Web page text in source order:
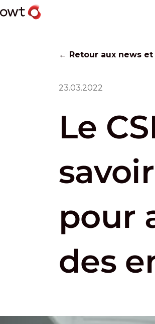
← Retour aux news
23.03.2022
Le
pour
des